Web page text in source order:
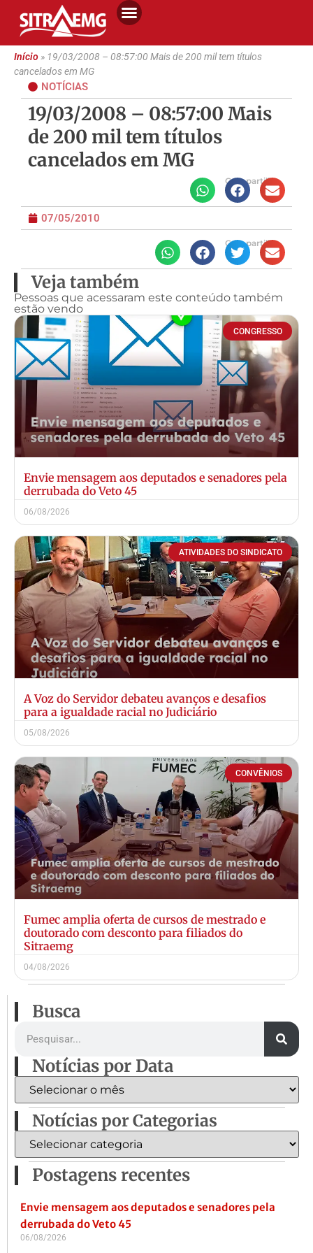
Início» 19/03/2008 – 08:57:00 Mais de 200 mil tem títulos
cancelados em MG
NOTÍCIAS
19/03/2008 – 08:57:00 Mais
de 200 mil tem títulos
cancelados em MG
Compartilhe
07/05/2010
Compartilhe
Veja também
Pessoas que acessaram este conteúdo também
estão vendo
CONGRESSO
Envie mensagem aos deputados e senadores pela
derrubada do Veto 45
06/08/2026
ATIVIDADES DO SINDICATO
A Voz do Servidor debateu avanços e desafios
para a igualdade racial no Judiciário
05/08/2026
CONVÊNIOS
Fumec amplia oferta de cursos de mestrado e
doutorado com desconto para filiados do
Sitraemg
04/08/2026
Busca
Notícias por Data
Notícias por Categorias
Postagens recentes
Envie mensagem aos deputados e senadores pela
derrubada do Veto 45
06/08/2026